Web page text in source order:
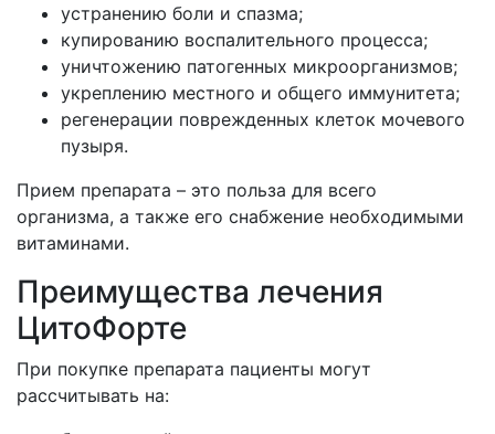
устранению боли и спазма;
купированию воспалительного процесса;
уничтожению патогенных микроорганизмов;
укреплению местного и общего иммунитета;
регенерации поврежденных клеток мочевого
пузыря.
Прием препарата – это польза для всего
организма, а также его снабжение необходимыми
витаминами.
Преимущества лечения
ЦитоФорте
При покупке препарата пациенты могут
рассчитывать на: